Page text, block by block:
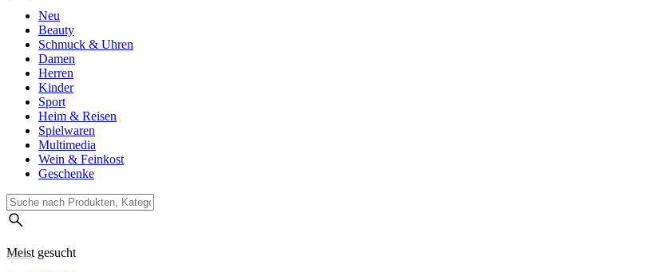
Neu
Beauty
Schmuck & Uhren
Damen
Herren
Kinder
Sport
Heim & Reisen
Spielwaren
Multimedia
Wein & Feinkost
Geschenke
Meist gesucht